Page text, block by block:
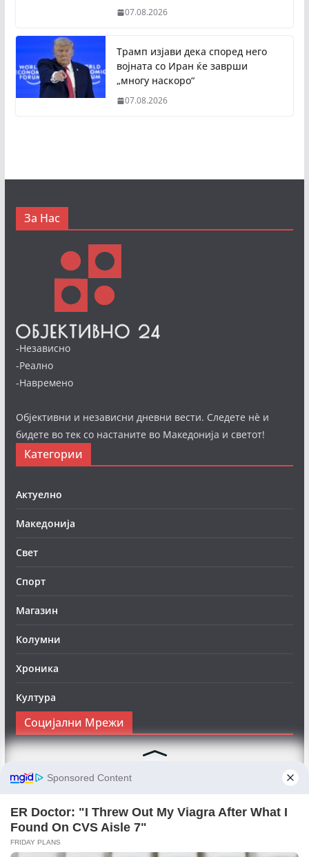
07.08.2026
Трамп изјави дека според него
војната со Иран ќе заврши
„многу наскоро“
07.08.2026
За Нас
-Независно
-Реално
-Навремено
Објективни и независни дневни вести. Следете нè и
бидете во тек со настаните во Македонија и светот!
Категории
Актуелно
Македонија
Свет
Спорт
Магазин
Колумни
Хроника
Култура
Социјални Мрежи
Следете нè на Фејсбук за да сте во тек со најновите